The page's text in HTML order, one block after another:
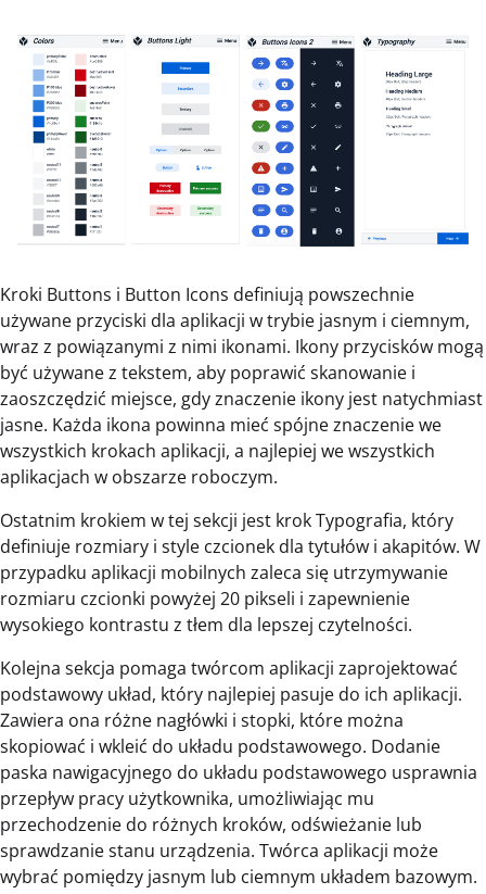
Kroki Buttons i Button Icons definiują powszechnie
używane przyciski dla aplikacji w trybie jasnym i ciemnym,
wraz z powiązanymi z nimi ikonami. Ikony przycisków mogą
być używane z tekstem, aby poprawić skanowanie i
zaoszczędzić miejsce, gdy znaczenie ikony jest natychmiast
jasne. Każda ikona powinna mieć spójne znaczenie we
wszystkich krokach aplikacji, a najlepiej we wszystkich
aplikacjach w obszarze roboczym.
Ostatnim krokiem w tej sekcji jest krok Typografia, który
definiuje rozmiary i style czcionek dla tytułów i akapitów. W
przypadku aplikacji mobilnych zaleca się utrzymywanie
rozmiaru czcionki powyżej 20 pikseli i zapewnienie
wysokiego kontrastu z tłem dla lepszej czytelności.
Kolejna sekcja pomaga twórcom aplikacji zaprojektować
podstawowy układ, który najlepiej pasuje do ich aplikacji.
Zawiera ona różne nagłówki i stopki, które można
skopiować i wkleić do układu podstawowego. Dodanie
paska nawigacyjnego do układu podstawowego usprawnia
przepływ pracy użytkownika, umożliwiając mu
przechodzenie do różnych kroków, odświeżanie lub
sprawdzanie stanu urządzenia. Twórca aplikacji może
wybrać pomiędzy jasnym lub ciemnym układem bazowym.